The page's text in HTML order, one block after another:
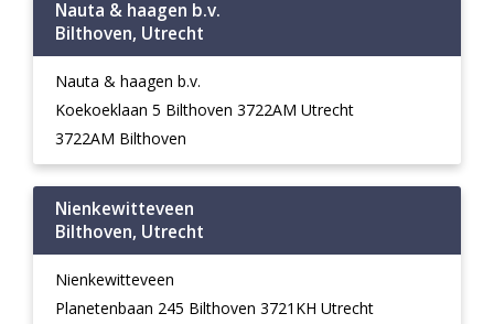
Nauta & haagen b.v.
Bilthoven, Utrecht
Nauta & haagen b.v.
Koekoeklaan 5 Bilthoven 3722AM Utrecht
3722AM Bilthoven
Nienkewitteveen
Bilthoven, Utrecht
Nienkewitteveen
Planetenbaan 245 Bilthoven 3721KH Utrecht